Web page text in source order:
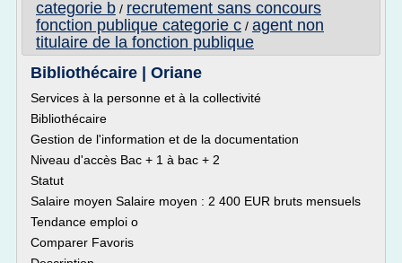
categorie b / recrutement sans concours
fonction publique categorie c / agent non
titulaire de la fonction publique
Bibliothécaire | Oriane
Services à la personne et à la collectivité
Bibliothécaire
Gestion de l'information et de la documentation
Niveau d'accès Bac + 1 à bac + 2
Statut
Salaire moyen Salaire moyen : 2 400 EUR bruts mensuels
Tendance emploi o
Comparer Favoris